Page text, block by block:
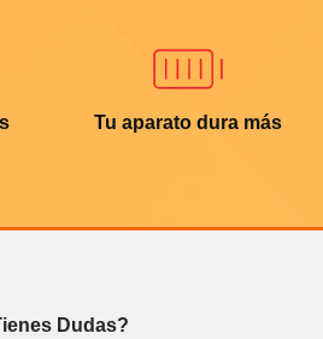
Tu aparato dura más
Dudas?